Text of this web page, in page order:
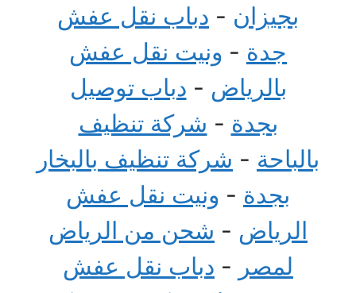
بجيزان - دباب نقل عفش
جدة - ونيت نقل عفش
بالرياض - دباب توصيل
بجدة - شركة تنظيف
بالباحة - شركة تنظيف بالبخار
بجدة - ونيت نقل عفش
الرياض - شحن من الرياض
لمصر - دباب نقل عفش